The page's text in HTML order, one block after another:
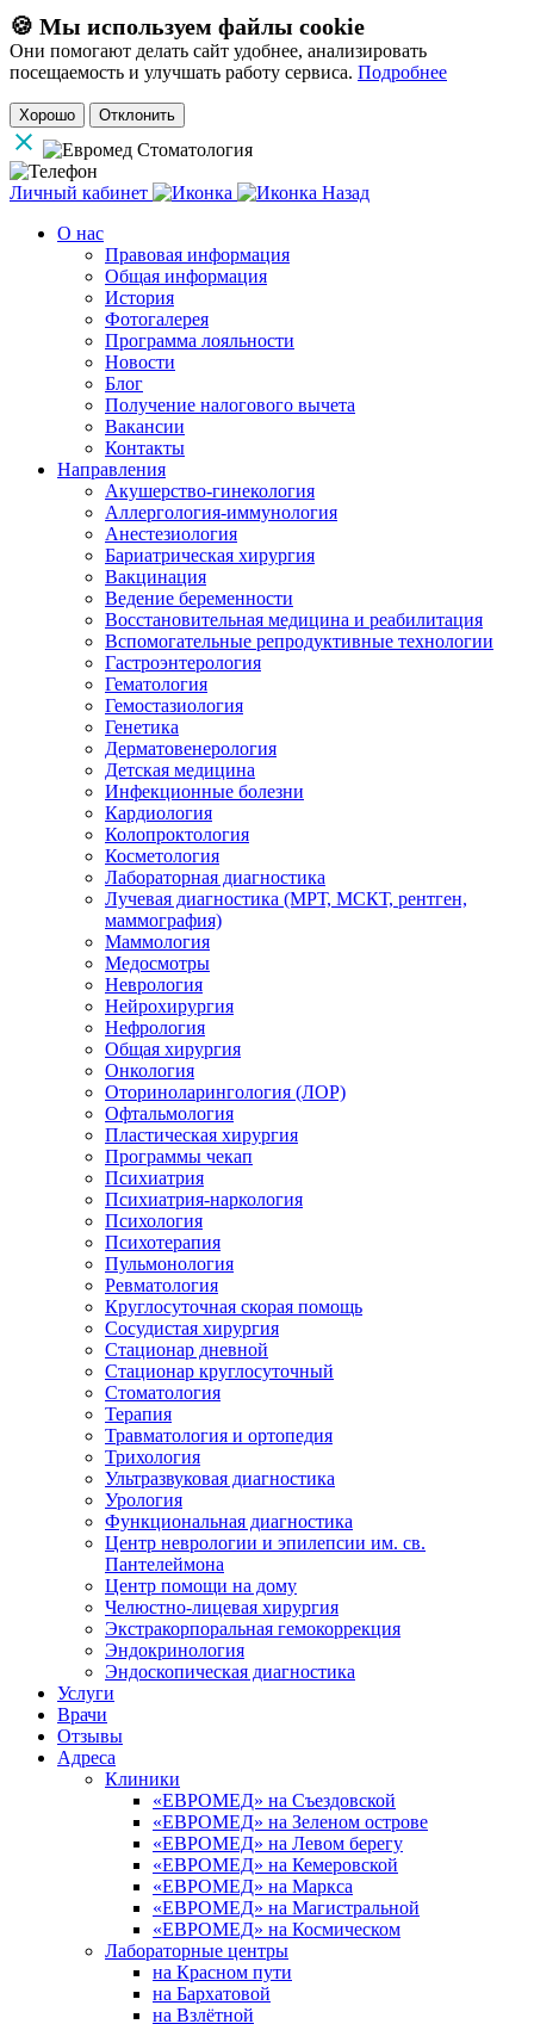
🍪 Мы используем файлы cookie
Они помогают делать сайт удобнее, анализировать
посещаемость и улучшать работу сервиса. Подробнее
Хорошо Отклонить
Личный кабинет
Назад
О нас
Правовая информация
Общая информация
История
Фотогалерея
Программа лояльности
Новости
Блог
Получение налогового вычета
Вакансии
Контакты
Направления
Акушерство-гинекология
Аллергология-иммунология
Анестезиология
Бариатрическая хирургия
Вакцинация
Ведение беременности
Восстановительная медицина и реабилитация
Вспомогательные репродуктивные технологии
Гастроэнтерология
Гематология
Гемостазиология
Генетика
Дерматовенерология
Детская медицина
Инфекционные болезни
Кардиология
Колопроктология
Косметология
Лабораторная диагностика
Лучевая диагностика (МРТ, МСКТ, рентген,
маммография)
Маммология
Медосмотры
Неврология
Нейрохирургия
Нефрология
Общая хирургия
Онкология
Оториноларингология (ЛОР)
Офтальмология
Пластическая хирургия
Программы чекап
Психиатрия
Психиатрия-наркология
Психология
Психотерапия
Пульмонология
Ревматология
Круглосуточная скорая помощь
Сосудистая хирургия
Стационар дневной
Стационар круглосуточный
Стоматология
Терапия
Травматология и ортопедия
Трихология
Ультразвуковая диагностика
Урология
Функциональная диагностика
Центр неврологии и эпилепсии им. св.
Пантелеймона
Центр помощи на дому
Челюстно-лицевая хирургия
Экстракорпоральная гемокоррекция
Эндокринология
Эндоскопическая диагностика
Услуги
Врачи
Отзывы
Адреса
Клиники
«ЕВРОМЕД» на Съездовской
«ЕВРОМЕД» на Зеленом острове
«ЕВРОМЕД» на Левом берегу
«ЕВРОМЕД» на Кемеровской
«ЕВРОМЕД» на Маркса
«ЕВРОМЕД» на Магистральной
«ЕВРОМЕД» на Космическом
Лабораторные центры
на Красном пути
на Бархатовой
на Взлётной